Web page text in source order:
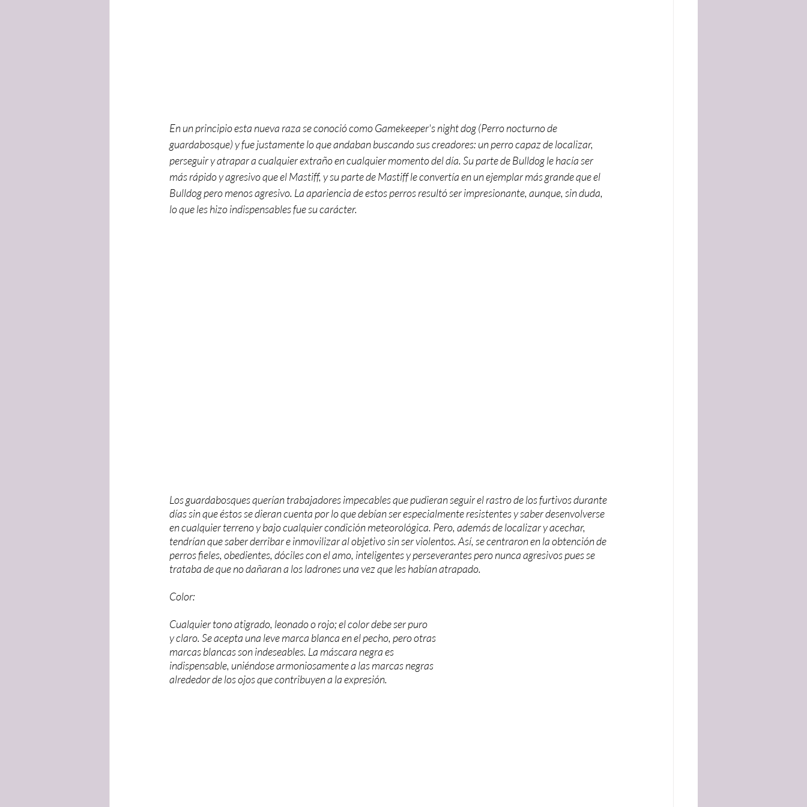
En un principio esta nueva raza se conoció como Gamekeeper's night dog (Perro nocturno de
guardabosque) y fue justamente lo que andaban buscando sus creadores: un perro capaz de localizar,
perseguir y atrapar a cualquier extraño en cualquier momento del día. Su parte de Bulldog le hacía ser
más rápido y agresivo que el Mastiff, y su parte de Mastiff le convertía en un ejemplar más grande que el
Bulldog pero menos agresivo. La apariencia de estos perros resultó ser impresionante, aunque, sin duda,
lo que les hizo indispensables fue su carácter.
Los guardabosques querían trabajadores impecables que pudieran seguir el rastro de los furtivos durante
días sin que éstos se dieran cuenta por lo que debían ser especialmente resistentes y saber desenvolverse
en cualquier terreno y bajo cualquier condición meteorológica. Pero, además de localizar y acechar,
tendrían que saber derribar e inmovilizar al objetivo sin ser violentos. Así, se centraron en la obtención de
perros fieles, obedientes, dóciles con el amo, inteligentes y perseverantes pero nunca agresivos pues se
trataba de que no dañaran a los ladrones una vez que les habían atrapado.
Color:
Cualquier tono atigrado, leonado o rojo; el color debe ser puro
y claro. Se acepta una leve marca blanca en el pecho, pero otras
marcas blancas son indeseables. La máscara negra es
indispensable, uniéndose armoniosamente a las marcas negras
alrededor de los ojos que contribuyen a la expresión.